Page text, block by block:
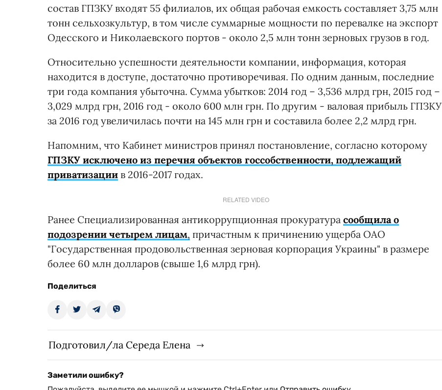
состав ГПЗКУ входят 55 филиалов, их общая рабочая емкость составляет 3,75 млн
тонн сельхозкультур, в том числе суммарные мощности по перевалке на экспорт
Одесского и Николаевского портов - около 2,5 млн тонн зерновых грузов в год.
Относительно успешности деятельности компании, информация, которая
находится в доступе, достаточно противоречивая. По одним данным, последние
три года компания убыточна. Сумма убытков: 2014 год – 3,536 млрд грн, 2015 год –
3,029 млрд грн, 2016 год - около 600 млн грн. По другим - валовая прибыль ГПЗКУ
за 2016 год увеличилась почти на 145 млн грн и составила более 2,2 млрд грн.
Напомним, что Кабинет министров принял постановление, согласно которому
ГПЗКУ исключено из перечня объектов госсобственности, подлежащий
приватизации в 2016-2017 годах.
RELATED VIDEO
Ранее Специализированная антикоррупционная прокуратура сообщила о
подозрении четырем лицам, причастным к причинению ущерба ОАО
"Государственная продовольственная зерновая корпорация Украины" в размере
более 60 млн долларов (свыше 1,6 млрд грн).
Поделиться
Подготовил/ла Середа Елена
Заметили ошибку?